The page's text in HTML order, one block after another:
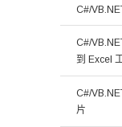
C#/
C#/
到 Excel
C#/
片